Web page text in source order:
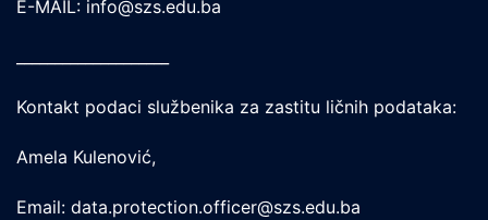
E-MAIL: info@szs.edu.ba
Kontakt podaci službenika za zastitu ličnih podataka:
Amela Kulenović,
Email: data.protection.officer@szs.edu.ba